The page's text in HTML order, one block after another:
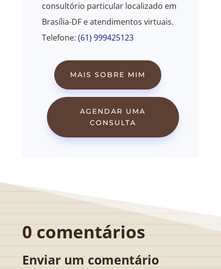
consultório particular localizado em
Brasília-DF e atendimentos virtuais.
Telefone: (61) 999425123
MAIS SOBRE MIM
AGENDAR UMA
CONSULTA
0 comentários
Enviar um comentário